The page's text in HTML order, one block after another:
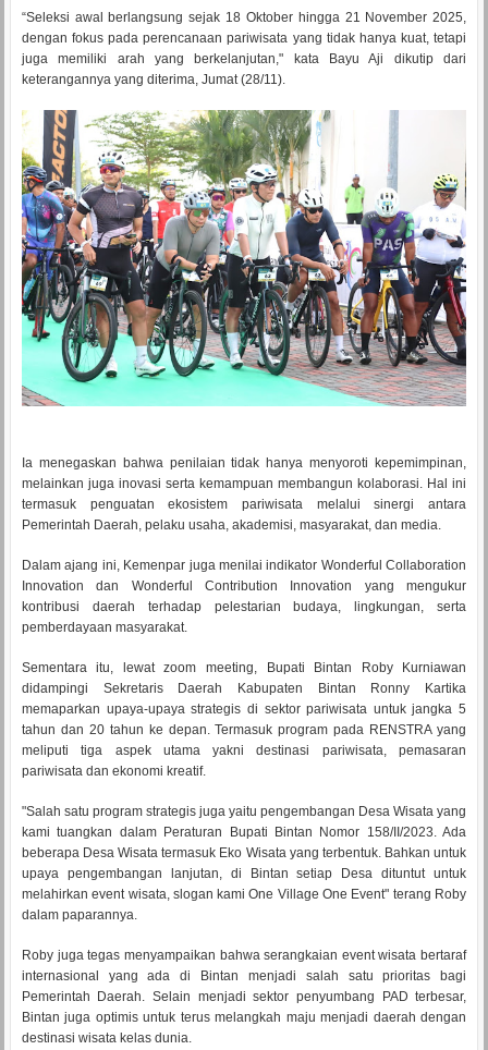
“Seleksi awal berlangsung sejak 18 Oktober hingga 21 November 2025,
dengan fokus pada perencanaan pariwisata yang tidak hanya kuat, tetapi
juga memiliki arah yang berkelanjutan," kata Bayu Aji dikutip dari
keterangannya yang diterima, Jumat (28/11).
Ia menegaskan bahwa penilaian tidak hanya menyoroti kepemimpinan,
melainkan juga inovasi serta kemampuan membangun kolaborasi. Hal ini
termasuk penguatan ekosistem pariwisata melalui sinergi antara
Pemerintah Daerah, pelaku usaha, akademisi, masyarakat, dan media.
Dalam ajang ini, Kemenpar juga menilai indikator Wonderful Collaboration
Innovation dan Wonderful Contribution Innovation yang mengukur
kontribusi daerah terhadap pelestarian budaya, lingkungan, serta
pemberdayaan masyarakat.
Sementara itu, lewat zoom meeting, Bupati Bintan Roby Kurniawan
didampingi Sekretaris Daerah Kabupaten Bintan Ronny Kartika
memaparkan upaya-upaya strategis di sektor pariwisata untuk jangka 5
tahun dan 20 tahun ke depan. Termasuk program pada RENSTRA yang
meliputi tiga aspek utama yakni destinasi pariwisata, pemasaran
pariwisata dan ekonomi kreatif.
"Salah satu program strategis juga yaitu pengembangan Desa Wisata yang
kami tuangkan dalam Peraturan Bupati Bintan Nomor 158/II/2023. Ada
beberapa Desa Wisata termasuk Eko Wisata yang terbentuk. Bahkan untuk
upaya pengembangan lanjutan, di Bintan setiap Desa dituntut untuk
melahirkan event wisata, slogan kami One Village One Event" terang Roby
dalam paparannya.
Roby juga tegas menyampaikan bahwa serangkaian event wisata bertaraf
internasional yang ada di Bintan menjadi salah satu prioritas bagi
Pemerintah Daerah. Selain menjadi sektor penyumbang PAD terbesar,
Bintan juga optimis untuk terus melangkah maju menjadi daerah dengan
destinasi wisata kelas dunia.